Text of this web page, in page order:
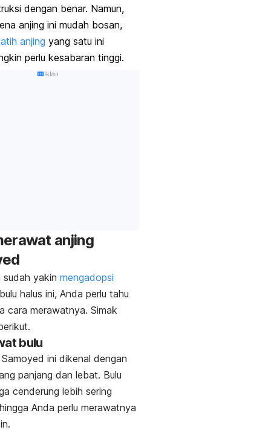
dengan benar. Namun,
anjing ini mudah bosan,
anjing yang satu ini
perlu kesabaran tinggi.
Iklan
anjing
sudah yakin mengadopsi
halus ini, Anda perlu tahu
cara merawatnya. Simak
bulu
ini dikenal dengan
panjang dan lebat. Bulu
cenderung lebih sering
Anda perlu merawatnya